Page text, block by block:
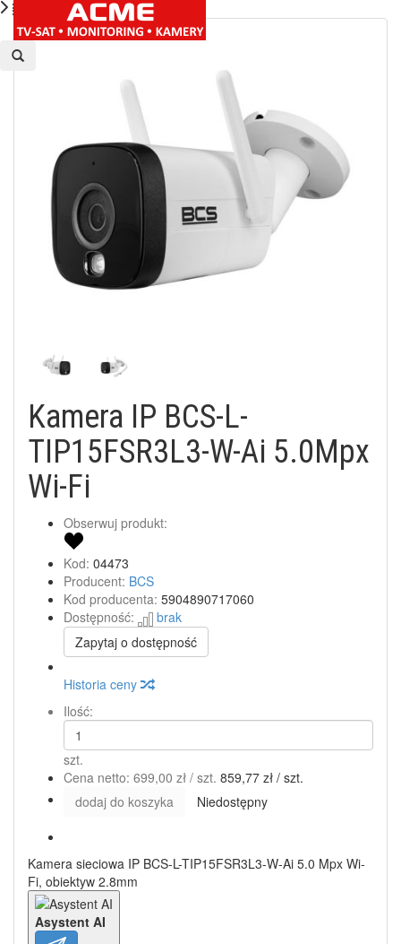
Kamera IP BCS-L-
TIP15FSR3L3-W-Ai 5.0Mpx
Wi-Fi
Obserwuj produkt:
Kod: 04473
Producent: BCS
Kod producenta: 5904890717060
Dostępność:
brak
Zapytaj o dostępność
Historia ceny
Ilość:
szt.
Cena netto: 699,00 zł / szt. 859,77 zł / szt.
dodaj do koszyka
Niedostępny
Kamera sieciowa IP BCS-L-TIP15FSR3L3-W-Ai 5.0 Mpx Wi-
Fi, obiektyw 2.8mm
Asystent AI